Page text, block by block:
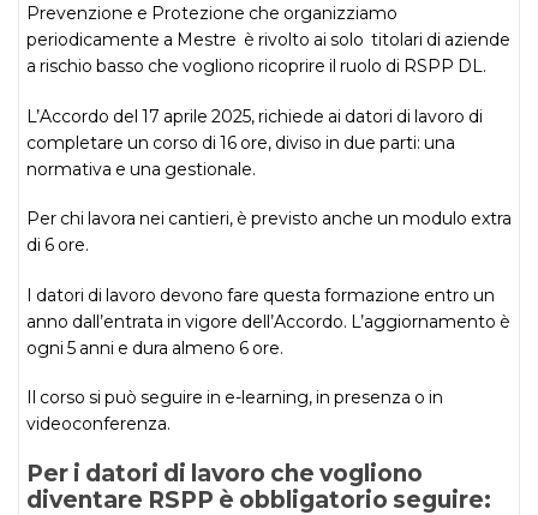
Prevenzione e Protezione che organizziamo
periodicamente a Mestre è rivolto ai solo titolari di aziende
a rischio basso che vogliono ricoprire il ruolo di RSPP DL.
L’Accordo del 17 aprile 2025, richiede ai datori di lavoro di
completare un corso di 16 ore, diviso in due parti: una
normativa e una gestionale.
Per chi lavora nei cantieri, è previsto anche un modulo extra
di 6 ore.
I datori di lavoro devono fare questa formazione entro un
anno dall’entrata in vigore dell’Accordo. L’aggiornamento è
ogni 5 anni e dura almeno 6 ore.
Il corso si può seguire in e-learning, in presenza o in
videoconferenza.
Per i datori di lavoro che vogliono
diventare RSPP è obbligatorio seguire: